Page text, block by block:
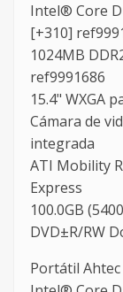
Intel® Core
[+310]
1024MB
ref9991686
15.4" WXGA
Cámara de
integrada
ATI Mobility
Express
100.0GB
DVD±R/RW
Portátil Ahtec